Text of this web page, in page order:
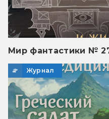
Мир фантастики №
Журнал